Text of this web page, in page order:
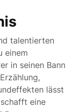
talentierten
einem
in seinen Bann
lässt
eine